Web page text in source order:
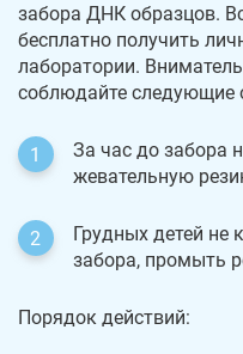
забора ДНК образцов.
бесплатно получить
лаборатории.
соблюдайте следующие
За час до забора
жевательную
Грудных детей не
забора, промыть
Порядок действий: